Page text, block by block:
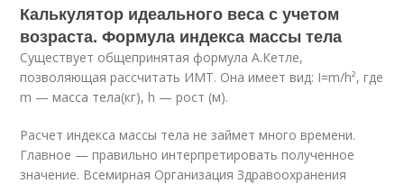
Калькулятор идеального веса с учетом
возраста. Формула индекса массы тела
Существует общепринятая формула А.Кетле,
позволяющая рассчитать ИМТ. Она имеет вид: I=m/h², где
m — масса тела(кг), h — рост (м).
Расчет индекса массы тела не займет много времени.
Главное — правильно интерпретировать полученное
значение. Всемирная Организация Здравоохранения